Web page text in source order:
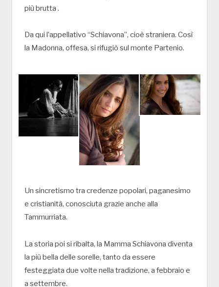
più brutta .
Da qui l’appellativo “Schiavona”, cioè straniera. Così
la Madonna, offesa, si rifugiò sul monte Partenio.
Un sincretismo tra credenze popolari, paganesimo
e cristianità, conosciuta grazie anche alla
Tammurriata.
La storia poi si ribalta, la Mamma Schiavona diventa
la più bella delle sorelle, tanto da essere
festeggiata due volte nella tradizione, a febbraio e
a settembre.